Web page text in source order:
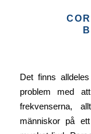
Det finns
problem med
frekvenserna,
människor på